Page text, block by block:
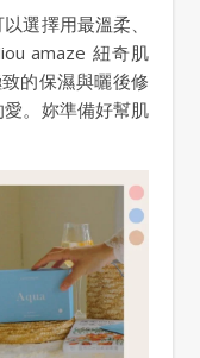
選擇用最溫柔、
amaze 紐奇肌
的保濕與曬後修
。妳準備好幫肌